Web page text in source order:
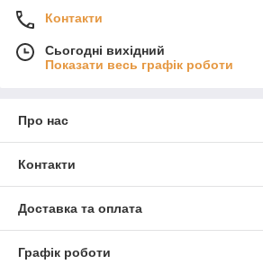
Контакти
Сьогодні вихідний
Показати весь графік роботи
Про нас
Контакти
Доставка та оплата
Графік роботи